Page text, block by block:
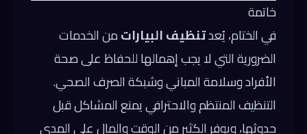
خاتمة
في الختام، يُعدتنظيف البياراتمن الخدمات
الضرورية التي لا يجب إهمالها للحفاظ على صحة
الأفراد وسلامة المباني وشبكة الصرف الصحي.
التنظيف المنتظم والاحترافي يمنع المشاكل قبل
حدوثها، ويوفر الكثير من الوقت والمال على المدى